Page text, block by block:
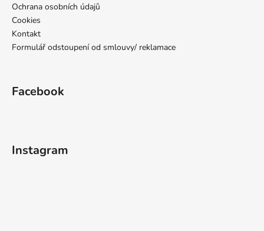
Ochrana osobních údajů
Cookies
Kontakt
Formulář odstoupení od smlouvy/ reklamace
Facebook
Instagram